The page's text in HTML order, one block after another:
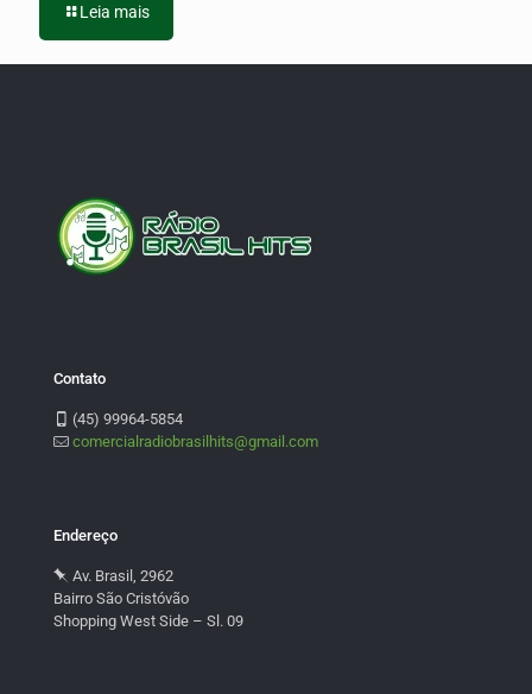
Leia mais
Contato
(45) 99964-5854
comercialradiobrasilhits@gmail.com
Endereço
Av. Brasil, 2962
Bairro São Cristóvão
Shopping West Side – Sl. 09